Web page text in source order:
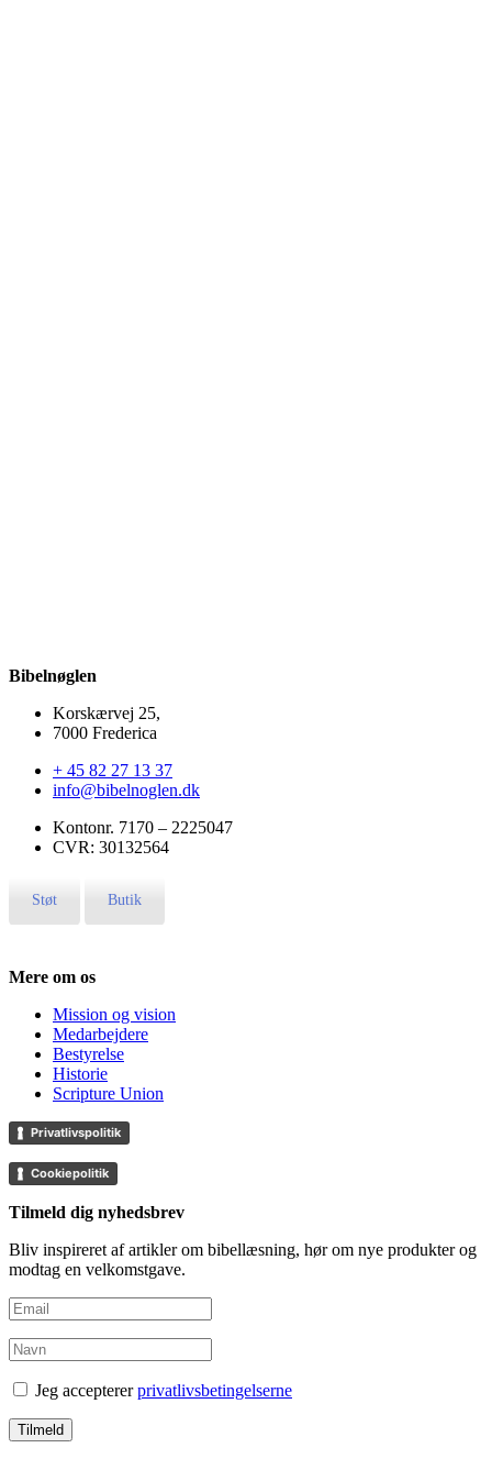
Bibelnøglen
Korskærvej 25,
7000 Frederica
+ 45 82 27 13 37
info@bibelnoglen.dk
Kontonr. ‍7170 – 2225047
CVR: ‍30132564
Støt Butik
Mere om os
Mission og vision
Medarbejdere
Bestyrelse
Historie
Scripture Union
Privatlivspolitik
Cookiepolitik
Tilmeld dig nyhedsbrev
Bliv inspireret af artikler om bibellæsning, hør om nye produkter og
modtag en velkomstgave.
Jeg acceptererprivatlivsbetingelserne